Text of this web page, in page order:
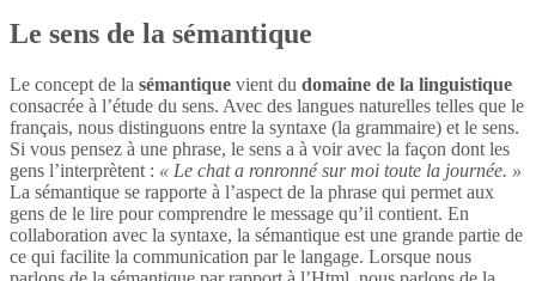
Le sens de la sémantique
Le concept de la sémantique vient du domaine de la linguistique
consacrée à l’étude du sens. Avec des langues naturelles telles que le
français, nous distinguons entre la syntaxe (la grammaire) et le sens.
Si vous pensez à une phrase, le sens a à voir avec la façon dont les
gens l’interprètent : « Le chat a ronronné sur moi toute la journée. »
La sémantique se rapporte à l’aspect de la phrase qui permet aux
gens de le lire pour comprendre le message qu’il contient. En
collaboration avec la syntaxe, la sémantique est une grande partie de
ce qui facilite la communication par le langage. Lorsque nous